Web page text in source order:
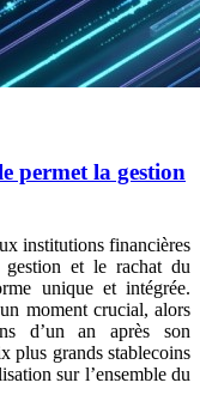
permet la gestion
institutions financières
gestion et le rachat du
unique et intégrée.
moment crucial, alors
d’un an après son
plus grands stablecoins
sur l’ensemble du